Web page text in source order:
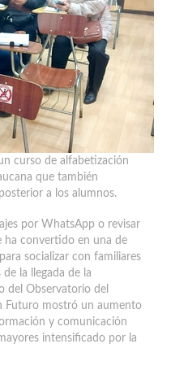
curso de alfabetización
que también
a los alumnos.
por WhatsApp o revisar
ha convertido en una de
socializar con familiares
la llegada de la
del Observatorio del
Futuro mostró un aumento
y comunicación
intensificado por la